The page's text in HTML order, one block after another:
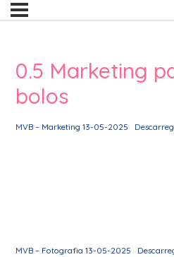
0.5 Marketing
bolos
MVB – Marketing 13-05-2025
MVB – Fotografia 13-05-2025